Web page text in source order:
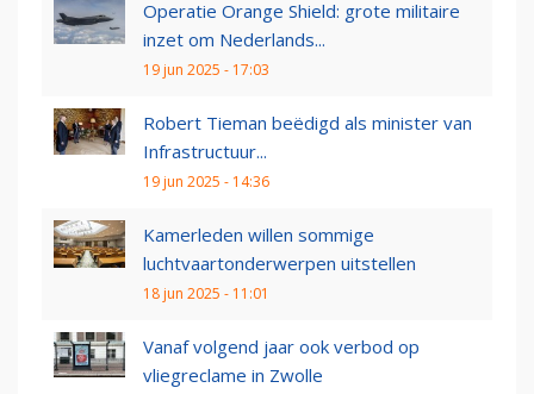
Operatie Orange Shield: grote militaire
inzet om Nederlands...
19 jun 2025 - 17:03
Robert Tieman beëdigd als minister van
Infrastructuur...
19 jun 2025 - 14:36
Kamerleden willen sommige
luchtvaartonderwerpen uitstellen
18 jun 2025 - 11:01
Vanaf volgend jaar ook verbod op
vliegreclame in Zwolle